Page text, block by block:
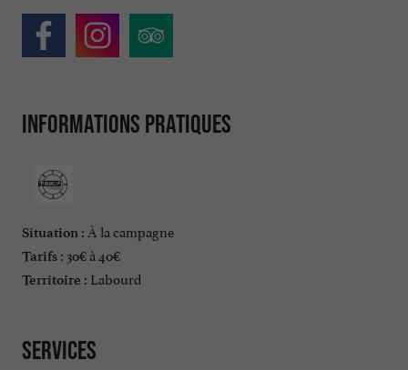
Informations pratiques
Situation : À la campagne
Tarifs : 30€ à 40€
Territoire : Labourd
Services